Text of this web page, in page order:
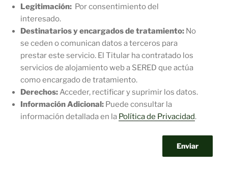
Legitimación: Por consentimiento del
interesado.
Destinatarios y encargados de tratamiento: No
se ceden o comunican datos a terceros para
prestar este servicio. El Titular ha contratado los
servicios de alojamiento web a SERED que actúa
como encargado de tratamiento.
Derechos:Acceder, rectificar y suprimir los datos.
Información Adicional: Puede consultar la
información detallada en la Política de Privacidad.